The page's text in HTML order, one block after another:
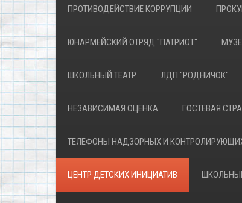
ПРОТИВОДЕЙСТВИЕ КОРРУПЦИИ
ЮНАРМЕЙСКИЙ ОТРЯД "ПАТРИОТ"
ШКОЛЬНЫЙ ТЕАТР ЛДП "РОДНИЧОК"
НЕЗАВИСИМАЯ ОЦЕНКА ГОСТЕВАЯ
ТЕЛЕФОНЫ НАДЗОРНЫХ И
ЦЕНТР ДЕТСКИХ ИНИЦИАТИВ